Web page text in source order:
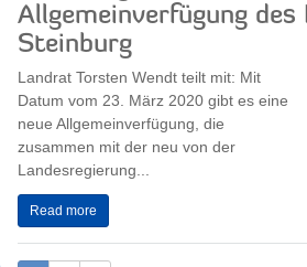
Allgemeinverfügung des
Steinburg
Landrat Torsten Wendt teilt mit: Mit
Datum vom 23. März 2020 gibt es eine
neue Allgemeinverfügung, die
zusammen mit der neu von der
Landesregierung...
Read more